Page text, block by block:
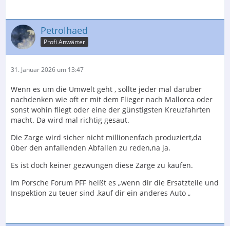
Zur Vermeidung von Abfall könnte man auch Rohlinge
aus Furnierschichten mit Aufmaß der Konturen der
Herstellers sehr unwirtschaftlich.
Freundliche Grüße
Andreas
Petrolhaed
Profi Anwärter
31. Januar 2026 um 13:47
Wenn es um die Umwelt geht , sollte jeder mal darüber
nachdenken wie oft er mit dem Flieger nach Mallorca oder
sonst wohin fliegt oder eine der günstigsten Kreuzfahrten
macht. Da wird mal richtig gesaut.
Die Zarge wird sicher nicht millionenfach produziert,da
über den anfallenden Abfallen zu reden,na ja.
Es ist doch keiner gezwungen diese Zarge zu kaufen.
Im Porsche Forum PFF heißt es „wenn dir die Ersatzteile und
Inspektion zu teuer sind ,kauf dir ein anderes Auto „